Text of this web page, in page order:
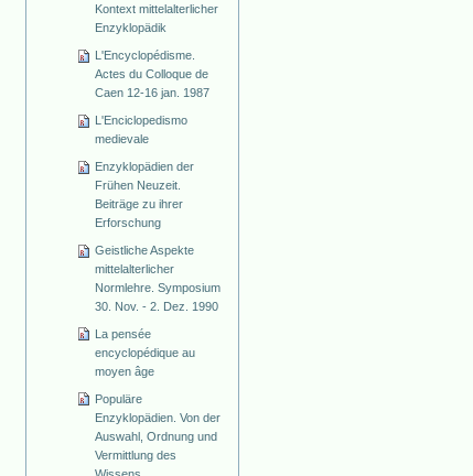
Kontext mittelalterlicher
Enzyklopädik
L'Encyclopédisme.
Actes du Colloque de
Caen 12-16 jan. 1987
L'Enciclopedismo
medievale
Enzyklopädien der
Frühen Neuzeit.
Beiträge zu ihrer
Erforschung
Geistliche Aspekte
mittelalterlicher
Normlehre. Symposium
30. Nov. - 2. Dez. 1990
La pensée
encyclopédique au
moyen âge
Populäre
Enzyklopädien. Von der
Auswahl, Ordnung und
Vermittlung des